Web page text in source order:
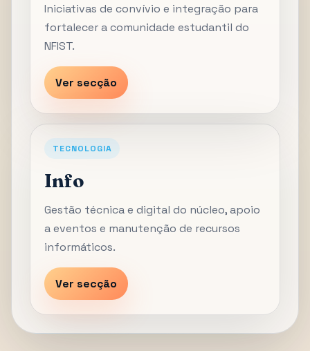
Iniciativas de convívio e integração para
fortalecer a comunidade estudantil do
NFIST.
Ver secção
TECNOLOGIA
Info
Gestão técnica e digital do núcleo, apoio
a eventos e manutenção de recursos
informáticos.
Ver secção